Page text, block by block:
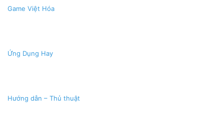
Game Việt Hóa
Ứng Dụng Hay
Hướng dẫn – Thủ thuật